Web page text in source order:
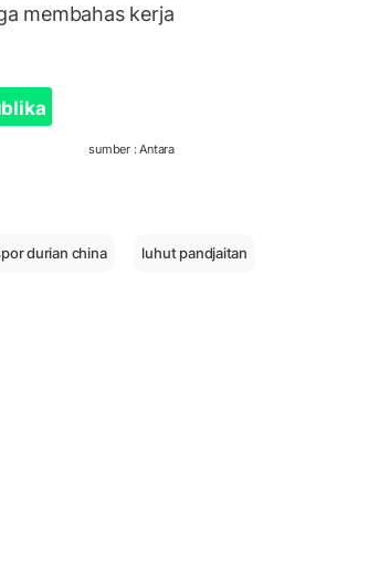
membahas kerja
sumber : Antara
durian china luhut pandjaitan